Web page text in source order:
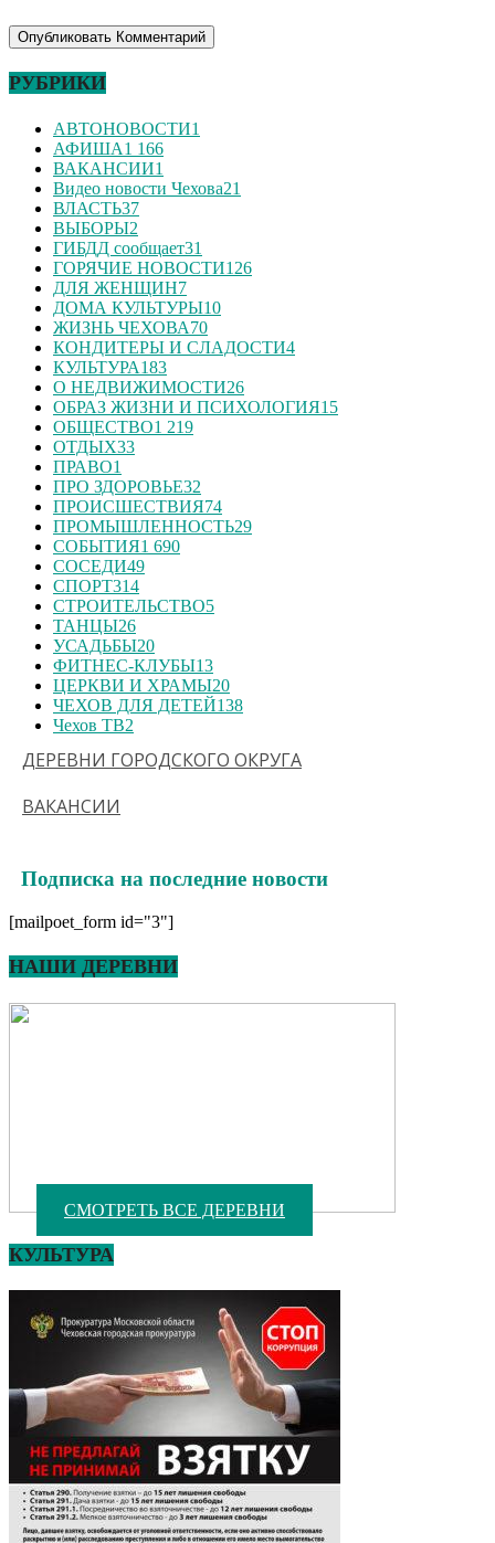
РУБРИКИ
АВТОНОВОСТИ1
АФИША1 166
ВАКАНСИИ1
Видео новости Чехова21
ВЛАСТЬ37
ВЫБОРЫ2
ГИБДД сообщает31
ГОРЯЧИЕ НОВОСТИ126
ДЛЯ ЖЕНЩИН7
ДОМА КУЛЬТУРЫ10
ЖИЗНЬ ЧЕХОВА70
КОНДИТЕРЫ И СЛАДОСТИ4
КУЛЬТУРА183
О НЕДВИЖИМОСТИ26
ОБРАЗ ЖИЗНИ И ПСИХОЛОГИЯ15
ОБЩЕСТВО1 219
ОТДЫХ33
ПРАВО1
ПРО ЗДОРОВЬЕ32
ПРОИСШЕСТВИЯ74
ПРОМЫШЛЕННОСТЬ29
СОБЫТИЯ1 690
СОСЕДИ49
СПОРТ314
СТРОИТЕЛЬСТВО5
ТАНЦЫ26
УСАДЬБЫ20
ФИТНЕС-КЛУБЫ13
ЦЕРКВИ И ХРАМЫ20
ЧЕХОВ ДЛЯ ДЕТЕЙ138
Чехов ТВ2
ДЕРЕВНИ ГОРОДСКОГО ОКРУГА
ВАКАНСИИ
Подписка на последние новости
[mailpoet_form id="3"]
НАШИ ДЕРЕВНИ
СМОТРЕТЬ ВСЕ ДЕРЕВНИ
КУЛЬТУРА